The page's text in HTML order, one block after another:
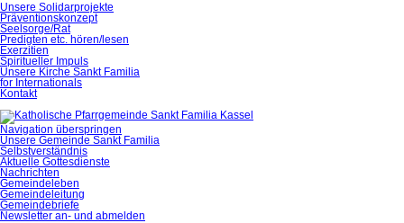
Unsere Solidarprojekte
Präventionskonzept
Seelsorge/Rat
Predigten etc. hören/lesen
Exerzitien
Spiritueller Impuls
Unsere Kirche Sankt Familia
for Internationals
Kontakt
Navigation überspringen
Unsere Gemeinde Sankt Familia
Selbstverständnis
Aktuelle Gottesdienste
Nachrichten
Gemeindeleben
Gemeindeleitung
Gemeindebriefe
Newsletter an- und abmelden